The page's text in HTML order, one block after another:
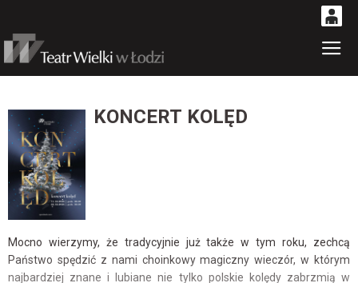
0
0,00
14 53
KONCERT KOLĘD
Mocno wierzymy, że tradycyjnie już także w tym roku, zechcą
Państwo spędzić z nami choinkowy magiczny wieczór, w którym
najbardziej znane i lubiane nie tylko polskie kolędy zabrzmią w